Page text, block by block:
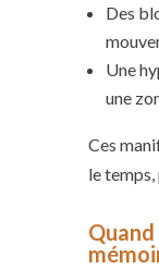
Des
Une
une
Ces
le